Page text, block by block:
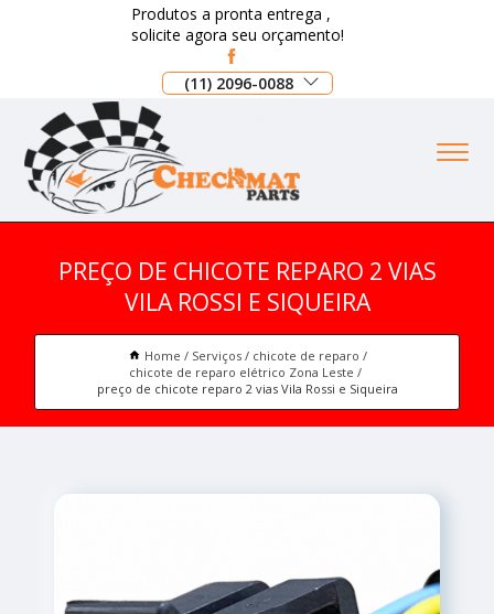
Produtos a pronta entrega ,
solicite agora seu orçamento!
(11) 2096-0088
PREÇO DE CHICOTE REPARO 2 VIAS
VILA ROSSI E SIQUEIRA
Home Serviços
chicote de reparo
chicote de reparo elétrico Zona Leste
preço de chicote reparo 2 vias Vila Rossi e Siqueira